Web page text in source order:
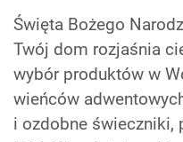
Święta Bożego
Twój dom rozjaśnia
wybór produktów w
wieńców
i ozdobne świeczniki,